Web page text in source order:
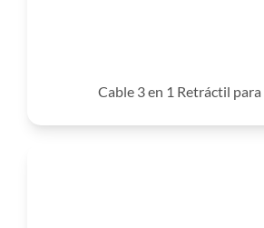
Cable 3 en 1 Retráctil